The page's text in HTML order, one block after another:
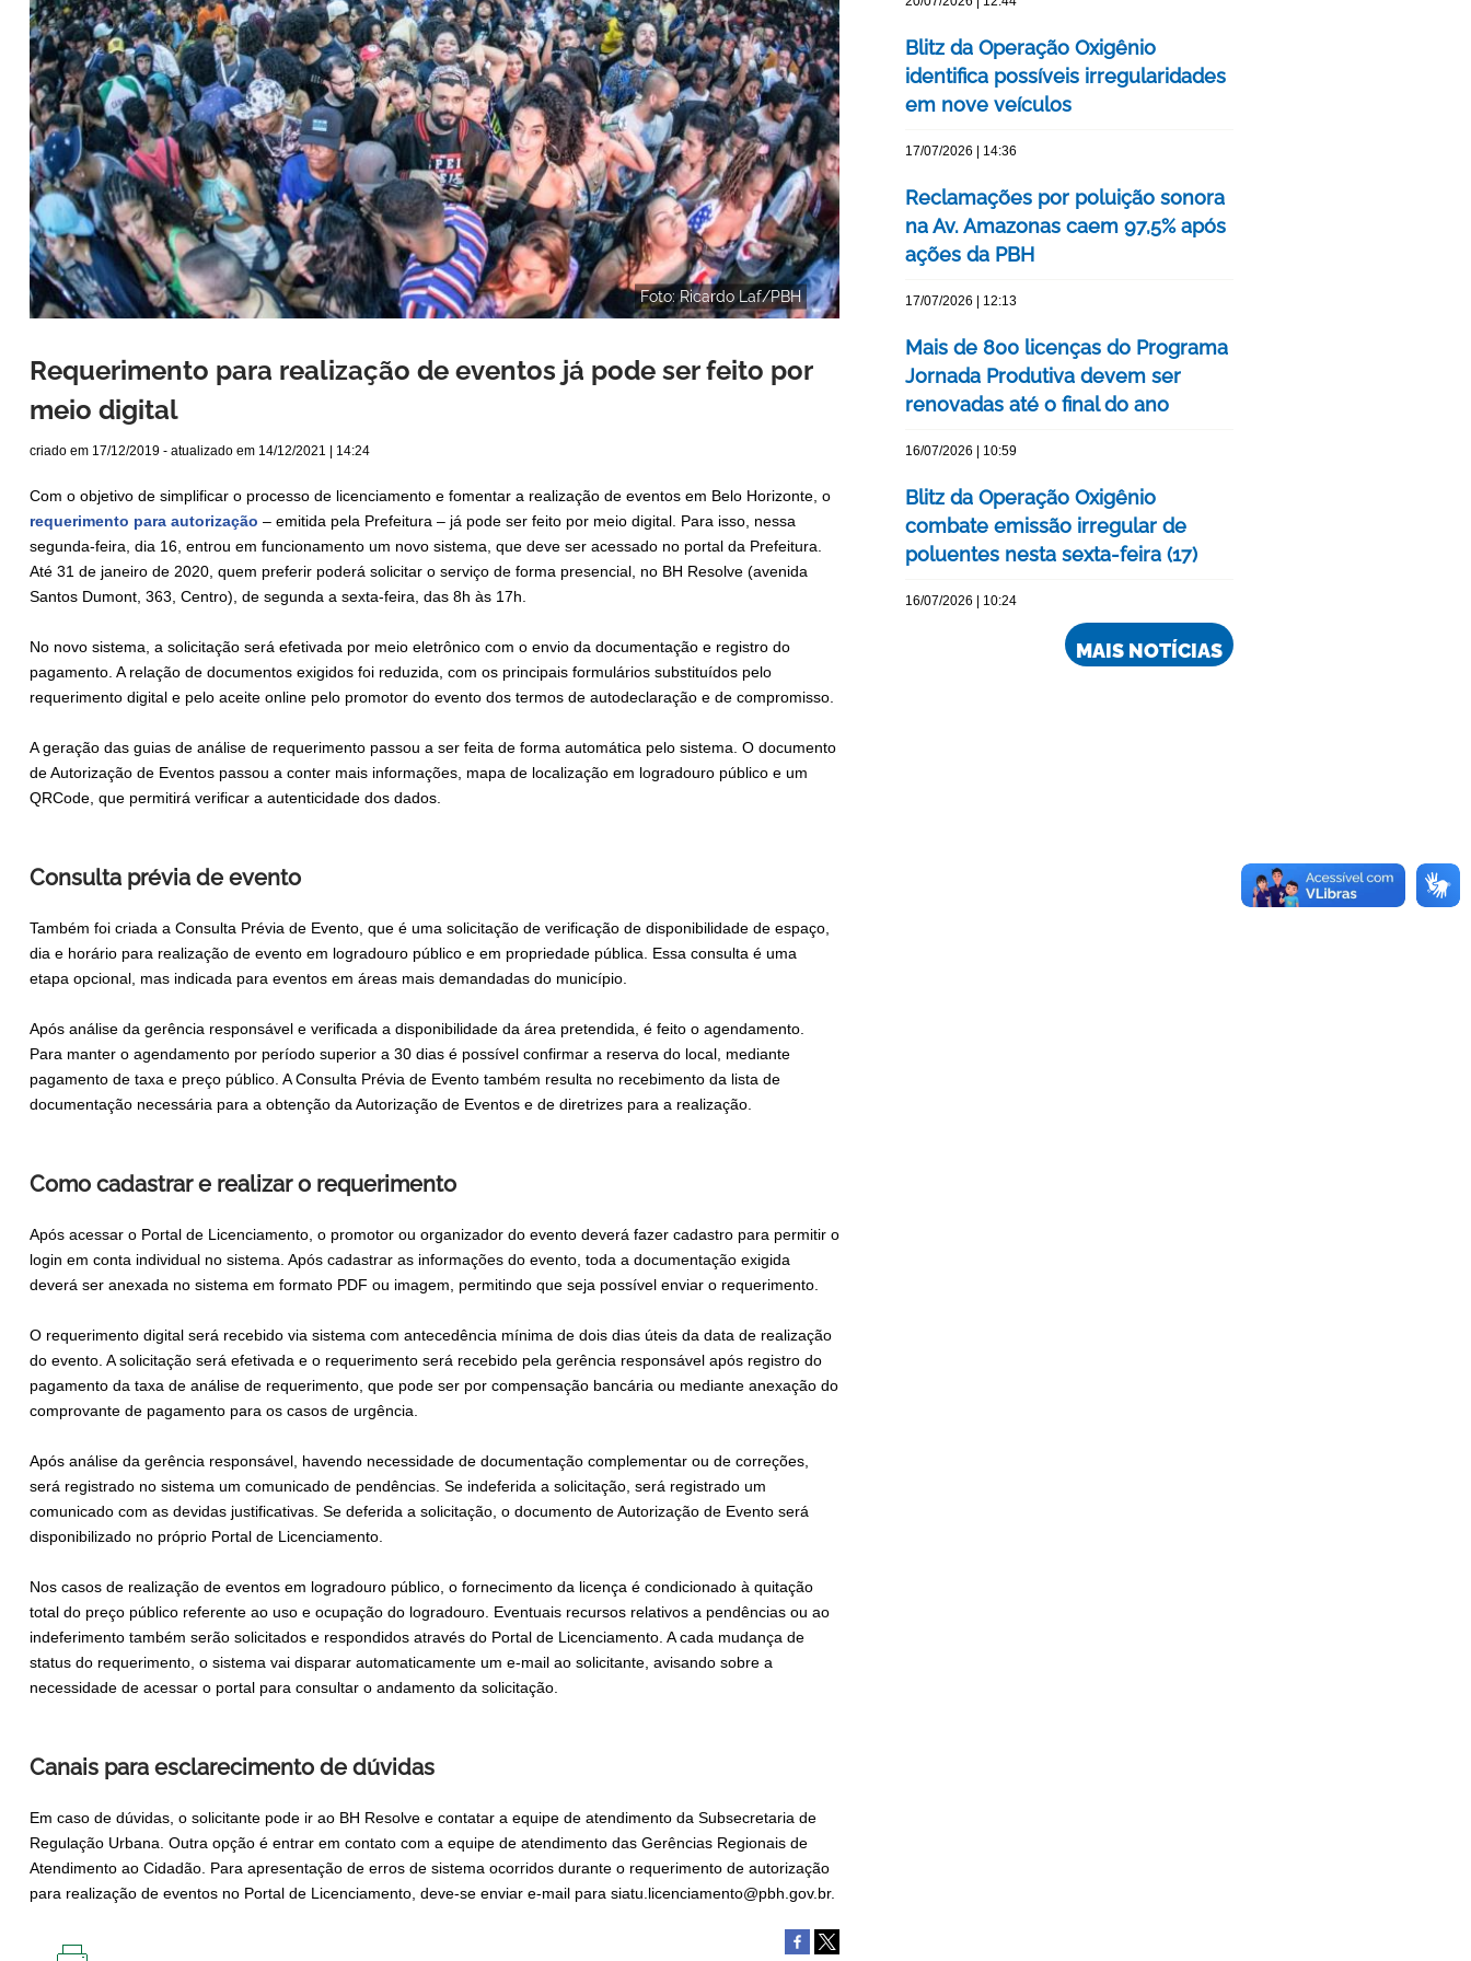
Foto: Ricardo Laf/PBH
Requerimento para realização de eventos já pode ser feito por
meio digital
criado em 17/12/2019 - atualizado em 14/12/2021 | 14:24
Com o objetivo de simplificar o processo de licenciamento e fomentar a realização de eventos em Belo Horizonte, o
requerimento para autorização – emitida pela Prefeitura – já pode ser feito por meio digital. Para isso, nessa
segunda-feira, dia 16, entrou em funcionamento um novo sistema, que deve ser acessado no portal da Prefeitura.
Até 31 de janeiro de 2020, quem preferir poderá solicitar o serviço de forma presencial, no BH Resolve (avenida
Santos Dumont, 363, Centro), de segunda a sexta-feira, das 8h às 17h.
No novo sistema, a solicitação será efetivada por meio eletrônico com o envio da documentação e registro do
pagamento. A relação de documentos exigidos foi reduzida, com os principais formulários substituídos pelo
requerimento digital e pelo aceite online pelo promotor do evento dos termos de autodeclaração e de compromisso.
A geração das guias de análise de requerimento passou a ser feita de forma automática pelo sistema. O documento
de Autorização de Eventos passou a conter mais informações, mapa de localização em logradouro público e um
QRCode, que permitirá verificar a autenticidade dos dados.
Consulta prévia de evento
Também foi criada a Consulta Prévia de Evento, que é uma solicitação de verificação de disponibilidade de espaço,
dia e horário para realização de evento em logradouro público e em propriedade pública. Essa consulta é uma
etapa opcional, mas indicada para eventos em áreas mais demandadas do município.
Após análise da gerência responsável e verificada a disponibilidade da área pretendida, é feito o agendamento.
Para manter o agendamento por período superior a 30 dias é possível confirmar a reserva do local, mediante
pagamento de taxa e preço público. A Consulta Prévia de Evento também resulta no recebimento da lista de
documentação necessária para a obtenção da Autorização de Eventos e de diretrizes para a realização.
Como cadastrar e realizar o requerimento
Após acessar o Portal de Licenciamento, o promotor ou organizador do evento deverá fazer cadastro para permitir o
login em conta individual no sistema. Após cadastrar as informações do evento, toda a documentação exigida
deverá ser anexada no sistema em formato PDF ou imagem, permitindo que seja possível enviar o requerimento.
O requerimento digital será recebido via sistema com antecedência mínima de dois dias úteis da data de realização
do evento. A solicitação será efetivada e o requerimento será recebido pela gerência responsável após registro do
pagamento da taxa de análise de requerimento, que pode ser por compensação bancária ou mediante anexação do
comprovante de pagamento para os casos de urgência.
Após análise da gerência responsável, havendo necessidade de documentação complementar ou de correções,
será registrado no sistema um comunicado de pendências. Se indeferida a solicitação, será registrado um
comunicado com as devidas justificativas. Se deferida a solicitação, o documento de Autorização de Evento será
disponibilizado no próprio Portal de Licenciamento.
Nos casos de realização de eventos em logradouro público, o fornecimento da licença é condicionado à quitação
total do preço público referente ao uso e ocupação do logradouro. Eventuais recursos relativos a pendências ou ao
indeferimento também serão solicitados e respondidos através do Portal de Licenciamento. A cada mudança de
status do requerimento, o sistema vai disparar automaticamente um e-mail ao solicitante, avisando sobre a
necessidade de acessar o portal para consultar o andamento da solicitação.
Canais para esclarecimento de dúvidas
Em caso de dúvidas, o solicitante pode ir ao BH Resolve e contatar a equipe de atendimento da Subsecretaria de
Regulação Urbana. Outra opção é entrar em contato com a equipe de atendimento das Gerências Regionais de
Atendimento ao Cidadão. Para apresentação de erros de sistema ocorridos durante o requerimento de autorização
para realização de eventos no Portal de Licenciamento, deve-se enviar e-mail para siatu.licenciamento@pbh.gov.br.
Blitz da Operação Oxigênio
identifica possíveis irregularidades
em nove veículos
17/07/2026 | 14:36
Reclamações por poluição sonora
na Av. Amazonas caem 97,5% após
ações da PBH
17/07/2026 | 12:13
Mais de 800 licenças do Programa
Jornada Produtiva devem ser
renovadas até o final do ano
16/07/2026 | 10:59
Blitz da Operação Oxigênio
combate emissão irregular de
poluentes nesta sexta-feira (17)
16/07/2026 | 10:24
MAIS NOTÍCIAS